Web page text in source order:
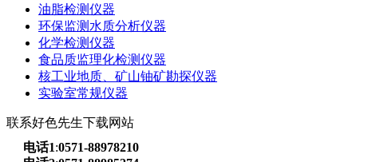
油脂检测仪器
环保监测水质分析仪器
化学检测仪器
食品质监理化检测仪器
核工业地质、矿山铀矿勘探仪器
实验室常规仪器
联系好色先生下载网站
电话1:0571-88978210